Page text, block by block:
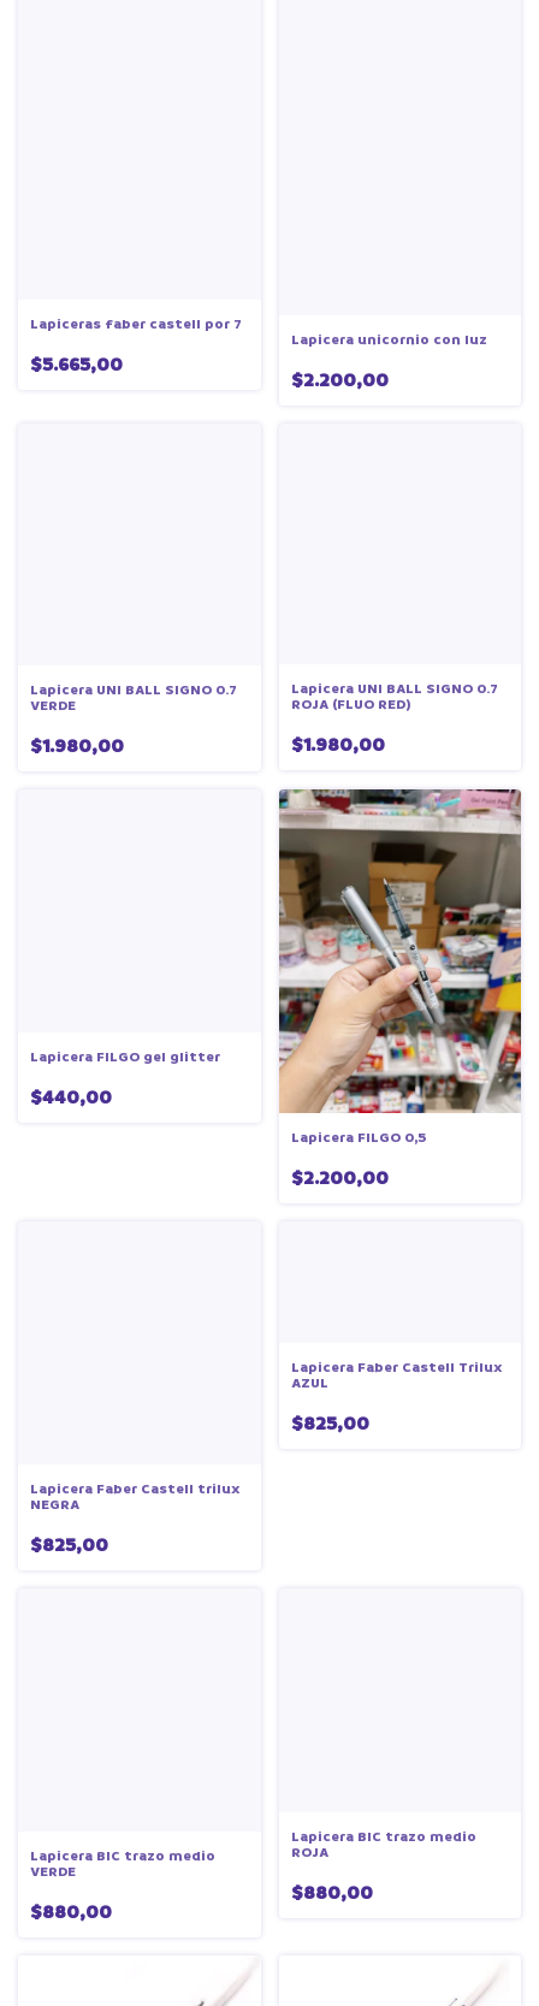
Lapiceras faber castell por 7
$5.665,00
Lapicera unicornio con luz
$2.200,00
Lapicera UNI BALL SIGNO 0.7
VERDE
$1.980,00
Lapicera UNI BALL SIGNO 0.7
ROJA (FLUO RED)
$1.980,00
Lapicera FILGO gel glitter
$440,00
Lapicera FILGO 0,5
$2.200,00
Lapicera Faber Castell trilux
NEGRA
$825,00
Lapicera Faber Castell Trilux
AZUL
$825,00
Lapicera BIC trazo medio
VERDE
$880,00
Lapicera BIC trazo medio
ROJA
$880,00